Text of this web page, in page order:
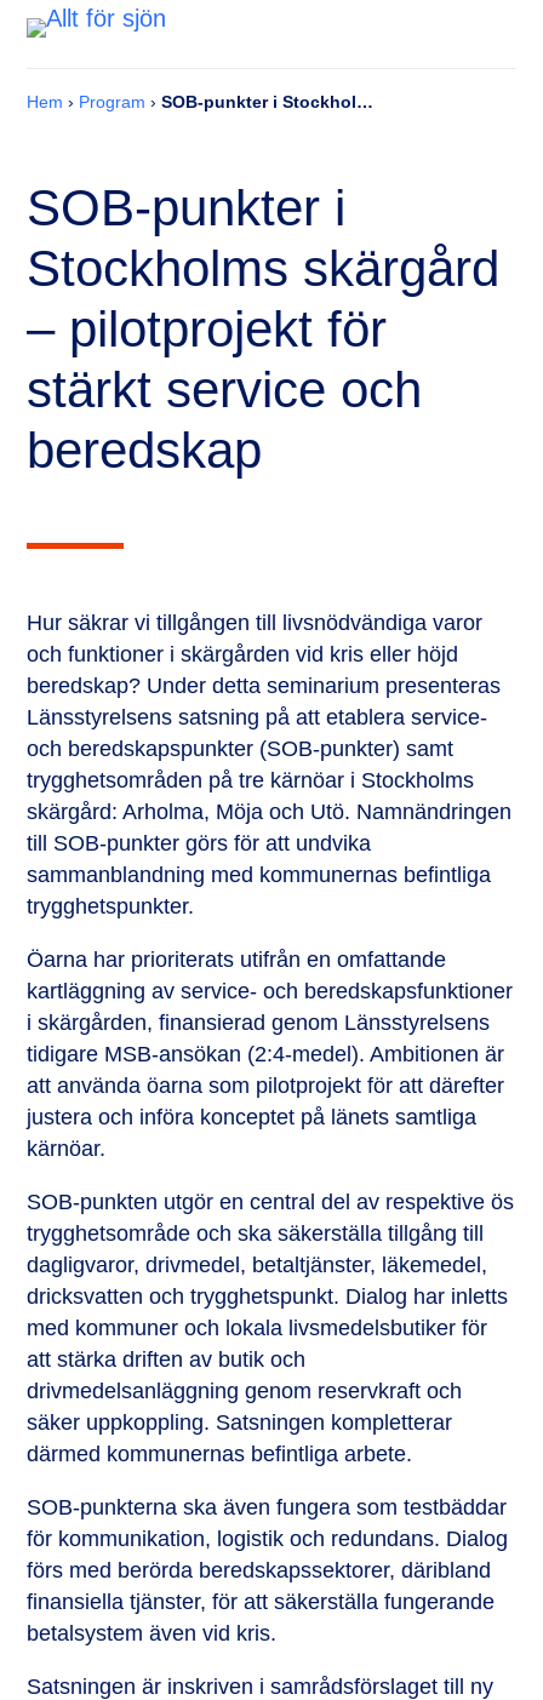
Hem › Program › SOB-punkter i Stockholms skärgård – pilotprojekt för stärkt service och beredskap
SOB-punkter i
Stockholms skärgård
– pilotprojekt för
stärkt service och
beredskap
Hur säkrar vi tillgången till livsnödvändiga varor
och funktioner i skärgården vid kris eller höjd
beredskap? Under detta seminarium presenteras
Länsstyrelsens satsning på att etablera service-
och beredskapspunkter (SOB-punkter) samt
trygghetsområden på tre kärnöar i Stockholms
skärgård: Arholma, Möja och Utö. Namnändringen
till SOB-punkter görs för att undvika
sammanblandning med kommunernas befintliga
trygghetspunkter.
Öarna har prioriterats utifrån en omfattande
kartläggning av service- och beredskapsfunktioner
i skärgården, finansierad genom Länsstyrelsens
tidigare MSB-ansökan (2:4-medel). Ambitionen är
att använda öarna som pilotprojekt för att därefter
justera och införa konceptet på länets samtliga
kärnöar.
SOB-punkten utgör en central del av respektive ös
trygghetsområde och ska säkerställa tillgång till
dagligvaror, drivmedel, betaltjänster, läkemedel,
dricksvatten och trygghetspunkt. Dialog har inletts
med kommuner och lokala livsmedelsbutiker för
att stärka driften av butik och
drivmedelsanläggning genom reservkraft och
säker uppkoppling. Satsningen kompletterar
därmed kommunernas befintliga arbete.
SOB-punkterna ska även fungera som testbäddar
för kommunikation, logistik och redundans. Dialog
förs med berörda beredskapssektorer, däribland
finansiella tjänster, för att säkerställa fungerande
betalsystem även vid kris.
Satsningen är inskriven i samrådsförslaget till ny